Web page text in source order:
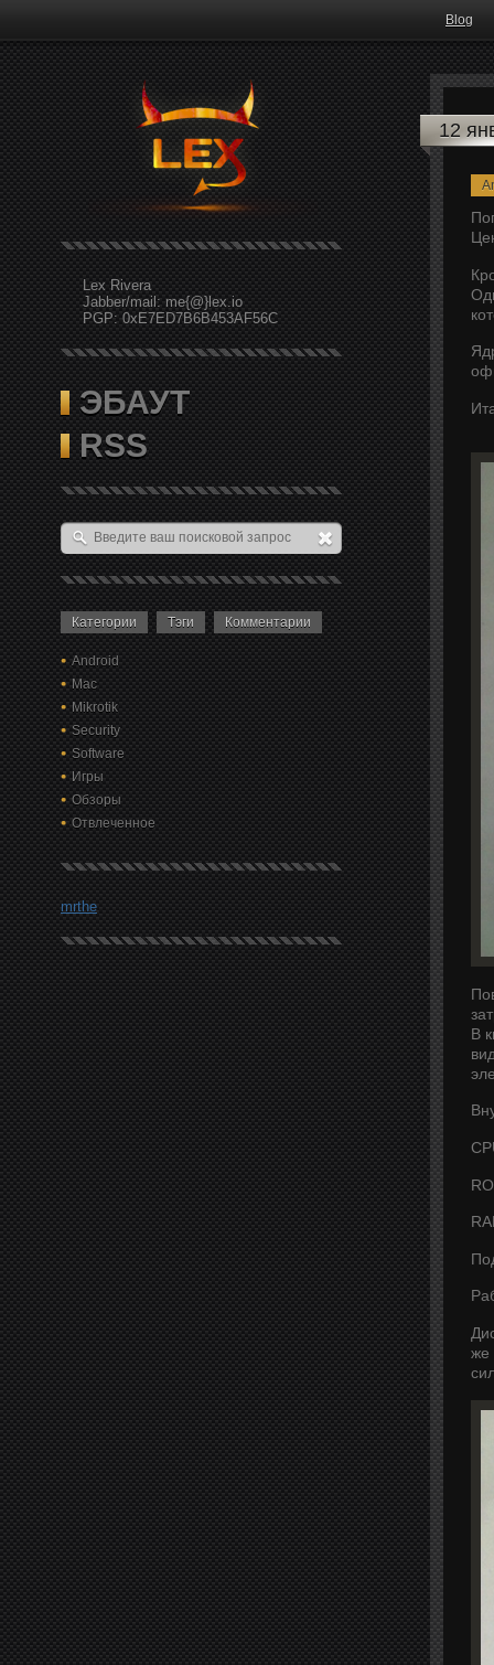
Blog
Lex Rivera
Jabber/mail: me{@}lex.io
PGP: 0xE7ED7B6B453AF56C
ЭБАУТ
RSS
Категории Тэги Комментарии
Android
Mac
Mikrotik
Security
Software
Игры
Обзоры
Отвлеченное
mrthe
12
В
же